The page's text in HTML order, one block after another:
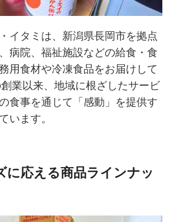
イタミは、新潟県長岡市を拠点
病院、福祉施設などの給食・食
用食材や冷凍食品をお届けして
業以来、地域に根ざしたサービ
食事を通じて「感動」を提供す
います。
に応える商品ラインナッ